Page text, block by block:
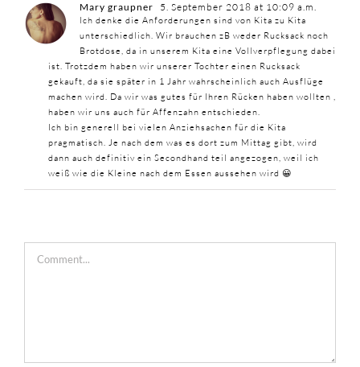
Mary graupner 5. September 2018 at 10:09 a.m.
Ich denke die Anforderungen sind von Kita zu Kita
unterschiedlich. Wir brauchen zB weder Rucksack noch
Brotdose, da in unserem Kita eine Vollverpflegung dabei
ist. Trotzdem haben wir unserer Tochter einen Rucksack
gekauft, da sie später in 1 Jahr wahrscheinlich auch Ausflüge
machen wird. Da wir was gutes für Ihren Rücken haben wollten ,
haben wir uns auch für Affenzahn entschieden.
Ich bin generell bei vielen Anziehsachen für die Kita
pragmatisch. Je nach dem was es dort zum Mittag gibt, wird
dann auch definitiv ein Secondhand teil angezogen, weil ich
weiß wie die Kleine nach dem Essen aussehen wird 😀
Comment